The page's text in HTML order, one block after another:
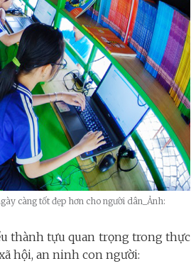
càng tốt đẹp hơn cho người dân_Ảnh:
thành tựu quan trọng trong thực
hội, an ninh con người: